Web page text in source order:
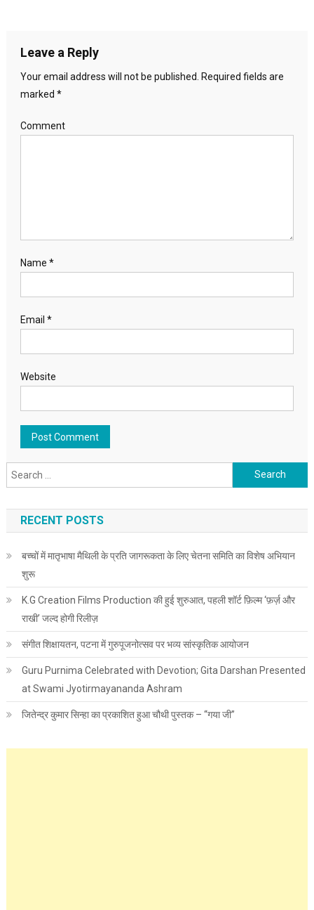
Leave a Reply
Your email address will not be published. Required fields are
marked *
Comment
Name *
Email *
Website
Search for:
RECENT POSTS
बच्चों में मातृभाषा मैथिली के प्रति जागरूकता के लिए चेतना समिति का विशेष अभियान
शुरू
K.G Creation Films Production की हुई शुरुआत, पहली शॉर्ट फ़िल्म ‘फ़र्ज़ और
राखी’ जल्द होगी रिलीज़
संगीत शिक्षायतन, पटना में गुरुपूजनोत्सव पर भव्य सांस्कृतिक आयोजन
Guru Purnima Celebrated with Devotion; Gita Darshan Presented
at Swami Jyotirmayananda Ashram
जितेन्द्र कुमार सिन्हा का प्रकाशित हुआ चौथी पुस्तक – “गया जी”